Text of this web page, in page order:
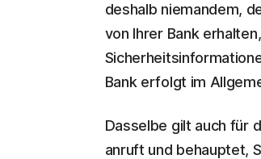
deshalb niemandem,
von Ihrer Bank
Bank erfolgt im
Dasselbe gilt auch für
anruft und behauptet,